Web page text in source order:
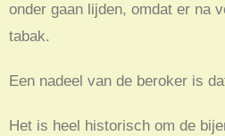
onder gaan lijden, omdat er na
tabak.
Een nadeel van de beroker is
Het is heel historisch om de